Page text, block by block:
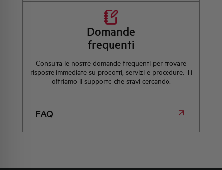
Domande
frequenti
Consulta le nostre domande frequenti per trovare
risposte immediate su prodotti, servizi e procedure. Ti
offriamo il supporto che stavi cercando.
FAQ